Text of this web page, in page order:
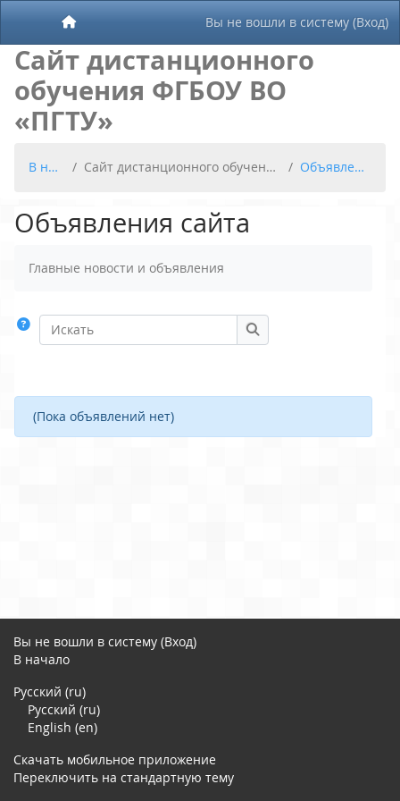
В начало Вы не вошли в систему (Вход)
Сайт дистанционного
обучения ФГБОУ ВО
«ПГТУ»
В начало Сайт дистанционного обучения ФГБОУ ВО «ПГТУ» Объявления сайта
Объявления сайта
Главные новости и объявления
Искать
Искать
(Пока объявлений нет)
Вы не вошли в систему (Вход)
В начало
Русский ‎(ru)‎
Русский ‎(ru)‎
English ‎(en)‎
Скачать мобильное приложение
Переключить на стандартную тему